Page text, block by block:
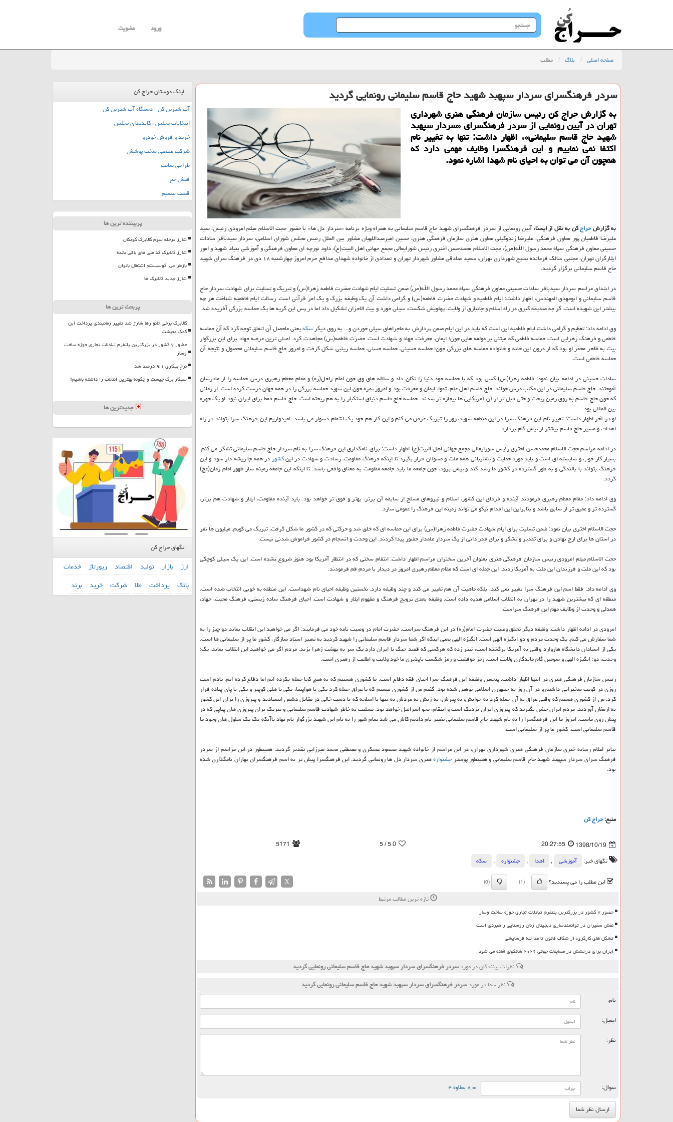
جستجو
در
ورود عضویت
صفحه اصلی بلاگ مطلب
سردر فرهنگسرای سردار سپهبد شهید حاج قاسم سلیمانی رونمایی گردید
به گزارش حراج كن رئیس سازمان فرهنگی هنری شهرداری
تهران در آیین رونمایی از سردر فرهنگسرای «سردار سپهبد
شهید حاج قاسم سلیمانی»، اظهار داشت: تنها به تغییر نام
اكتفا نمی نماییم و این فرهنگسرا وظایف مهمی دارد كه
همچون آن می توان به احیای نام شهدا اشاره نمود.
به گزارشحراجكن به نقل از ایسنا،آیین رونمایی از سردر فرهنگسرای شهید حاج قاسم سلیمانی به همراه ویژه برنامه «سردار دل ها» با حضور حجت الاسلام میثم امرودی رئیس، سید
علیرضا فاطمیان پور معاون فرهنگی، علیرضا زندوكیلی معاون هنری سازمان فرهنگی هنری، حسین امیرعبداللهیان مشاور بین الملل رئیس مجلس شورای اسلامی، سردار سیدباقر سادات
حسینی معاون فرهنگی سپاه محمد رسول الله(ص)، حجت الاسلام محمدحسن اختری رئیس شورایعالی مجمع جهانی اهل البیت(ع)، داود نورچه ای معاون فرهنگی و آموزشی بنیاد شهید و امور
ایثارگران تهران، مجتبی سالك فرمانده بسیج شهرداری تهران، سعید صادقی مشاور شهردار تهران و تعدادی از خانواده شهدای مدافع حرم امروز چهارشنبه ۱۸ دی در فرهنگ سرای شهید
حاج قاسم سلیمانی برگزار گردید.
در ابتدای مراسم سردار سیدباقر سادات حسینی معاون فرهنگی سپاه محمد رسول الله(ص) ضمن تسلیت ایام شهادت حضرت فاطمه زهرا(س) و تبریك و تسلیت برای شهادت سردار حاج
قاسم سلیمانی و ابومهدی المهندس، اظهار داشت: ایام فاطمیه و شهادت حضرت فاطمه(س) و گرامی داشت آن یك وظیفه بزرگ و یك امر قرآنی است. رسالت ایام فاطمیه شناخت هر چه
بیشتر این شهیده است. گر چه صدیقه كبری در راه اسلام و جانبازی از ولایت، پهلویش شكست، سیلی خورد و بیت الاحزان تشكیل داد اما در پس این گریه ها یك حماسه بزرگی آفریده شد.
وی ادامه داد: تعظیم و گرامی داشت ایام فاطمیه این است كه باید در این ایام ضمن پردازش به ماجراهای سیلی خوردن و... به روی دیگرسكهیعنی ماحصل آن اتفاق توجه كرد كه آن حماسه
فاطمی و فرهنگ زهرایی است. حماسه فاطمی كه مبتنی بر مولفه هایی چون؛ ایمان، معرفت، جهاد و شهادت است. حضرت فاطمه(س) مجاهدت كرد. اصلی ترین عرصه جهاد برای این بزرگوار
بیت به ظاهر محقر او بود كه از درون این خانه و خانواده حماسه های بزرگی چون؛ حماسه حسینی، حماسه حسنی، حماسه زینبی شكل گرفت و امروز حاج قاسم سلیمانی محصول و نتیجه آن
حماسه فاطمی است.
سادات حسینی در ادامه بیان نمود: فاطمه زهرا(س) كسی بود كه با حماسه خود دنیا را تكان داد و سلاله های وی چون امام راحل(ره) و مقام معظم رهبری درس حماسه را از مادرشان
آموختند. حاج قاسم سلیمانی در این مكتب درس خواند. حاج قاسم اهل علم، تقوا، ایمان و معرفت بود و امروز ثمره خون این شهید حماسه بزرگی را در همه جهان درست كرده است. از زمانی
كه خون حاج قاسم به روی زمین ریخت و حتی قبل تر از آن آمریكایی ها بیچاره تر شدند. حماسه حاج قاسم دنیای استكبار را به هم ریخته است. حاج قاسم فقط برای ایران نبود او یك چهره
بین المللی بود.
او در آخر اظهار داشت: تغییر نام این فرهنگ سرا در این منطقه شهیدپرور را تبریك عرض می كنم و این كار هم خود یك انتقام دشوار می باشد. امیدواریم این فرهنگ سرا بتواند در راه
اهداف و مسیر حاج قاسم بیشتر از پیش گام بردارد.
در ادامه مراسم حجت الاسلام محمدحسن اختری رئیس شورایعالی مجمع جهانی اهل البیت(ع) اظهار داشت: برای نامگذاری این فرهنگ سرا به نام سردار حاج قاسم سلیمانی تشكر می كنم.
بسیار كار خوب و شایسته ای است و باید مورد حمایت و پشتیبانی همه ملت و مسؤلان قرار بگیرد تا اینكه فرهنگ مقاومت، رشادت و شهادت در اینكشوردر همه جا ریشه دار شود و این
فرهنگ بتواند با بالندگی و به طور گسترده در كشور ما رشد كند و پیش برود، چون جامعه ما باید جامعه مقاومت به معنای واقعی باشد. تا اینكه این جامعه زمینه ساز ظهور امام زمان(عج)
گردد.
وی ادامه داد: مقام معظم رهبری فرمودند آینده و فردای این كشور، اسلام و نیروهای مسلح از سابقه آن برتر، بهتر و قوی تر خواهد بود. باید آینده مقاومت، ایثار و شهادت هم برتر،
گسترده تر و عمیق تر از سابق باشد و بنابراین این اقدام نیكو می تواند زمینه این فرهنگ را عمومی سازد.
حجت الاسلام اختری بیان نمود: ضمن تسلیت برای ایام شهادت حضرت فاطمه زهرا(س) برای این حماسه ای كه خلق شد و حركتی كه در كشور ما شكل گرفت، تبریك می گویم. میلیون ها نفر
در استان ها برای ارج نهادن و برای تقدیر و تشكر و برای قدر دانی از یك سردار علمدار حضور پیدا كردند. این وحدت و انسجام در كشور فراموش شدنی نیست.
حجت الاسلام میثم امرودی رئیس سازمان فرهنگی هنری بعنوان آخرین سخنران مراسم اظهار داشت: انتقام سختی كه در انتظار آمریكا بود هنوز شروع نشده است. این یك سیلی كوچكی
بود كه این ملت و فرزندان این ملت به آمریكا زدند. این جمله ای است كه مقام معظم رهبری امروز در دیدار با مردم قم فرمودند.
وی ادامه داد: فقط اسم این فرهنگ سرا تغییر نمی كند، بلكه ماهیت آن هم تغییر می كند و چند وظیفه دارد. نخستین وظیفه احیای نام شهداست. این منطقه به خوبی انتخاب شده است.
منطقه ای كه بیشترین شهید را در تهران به انقلاب اسلامی هدیه داده است. وظیفه بعدی ترویج فرهنگ و مفهوم ایثار و شهادت است. احیای فرهنگ ساده زیستی، فرهنگ محبت، جهاد،
همدلی و وحدت از وظایف مهم این فرهنگ سراست.
امرودی در ادامه اظهار داشت: وظیفه دیگر تحقق وصیت حضرت امام(ره) در این فرهنگ سراست. حضرت امام در وصیت نامه خود می فرمایند: اگر می خواهید این انقلاب بماند دو چیز را به
شما سفارش می كنم. یك وحدت مردم و دو انگیزه الهی است. انگیزه الهی یعنی اینكه اگر شما سردار قاسم سلیمانی را شهید كردید به تعبیر استاد سازگار، كشور ما پر از سلیمانی ها است.
یكی از استادان دانشگاه هاروارد وقتی به آمریكا برگشته است، تیتر زده كه هركسی كه قصد جنگ با ایران دارد یك سر به بهشت زهرا بزند. مردم اگر می خواهید این انقلاب بماند، یك؛
وحدت، دو؛ انگیزه الهی و سومین گام ماندگاری ولایت است. رمز موفقیت و رمز شكست ناپذیری ما خود ولایت و اطاعت از رهبری است.
رئیس سازمان فرهنگی هنری در انتها اظهار داشت: پنجمین وظیفه این فرهنگ سرا احیای فقه دفاع است. ما كشوری هستیم كه به هیچ كجا حمله نكرده ایم اما دفاع كرده ایم. یادم است
روزی در كویت سخنرانی داشتم و در آن روز به جمهوری اسلامی توهین شده بود. گفتم من از كشوری نیستم كه تا عراق حمله كرد یكی با هواپیما، یكی با هلی كوپتر و یكی با پای پیاده فرار
كرد. من از كشوری هستم كه وقتی عراق به آن حمله كرد نه جوانش، نه پیرش، نه زنش نه مردش نه تنها با اسلحه كه با دست خالی در مقابل دشمن ایستادند و پیروزی را برای این كشور
به ارمغان آوردند. مردم ایران جشن بگیرید كه پیروزی ایران نزدیك است و انتقام، محو اسرائیل خواهد بود. تسلیت به خاطر شهادت قاسم سلیمانی و تبریك برای پیروزی های پیاپی كه در
پیش روی ماست. امروز ما این فرهنگسرا را به نام شهید حاج قاسم سلیمانی تغییر نام دادیم كاش می شد تمام شهر را به نام این شهید بزرگوار نام نهاد باآنكه تك تك سلول های وجود ما
قاسم سلیمانی است. كشور ما پر از سلیمانی است.
بنابر اعلام رسانه خبری سازمان فرهنگی هنری شهرداری تهران، در این مراسم از خانواده شهید مسعود عسكری و مصطفی محمد میرزایی تقدیر گردید. همینطور در این مراسم از سردر
فرهنگ سرای سردار سپهبد شهید حاج قاسم سلیمانی و همینطور پوسترجشنوارههنری سردار دل ها رونمایی گردید. این فرهنگسرا پیش تر به اسم فرهنگسرای بهاران نامگذاری شده
بود.
منبع:حراج كن
1398/10/19
20:27:55
5.0
/ 5
5171
تگهای خبر:
آموزشی , اهدا , جشنواره ,
سكه
این مطلب را می پسندید؟
(1)
(0)
X
تازه ترین مطالب مرتبط
حضور ۷ کشور در بزرگترین پلتفرم تبادلات تجاری حوزه ساخت وساز
نقش سفیران در توانمندسازی دیجیتال زنان روستایی راهبردی است
تشکل های کارگری، از شکاف قانون تا مداخله فرسایشی
ایران برای درخشش در مسابقات جهانی ۲۰۲۶ شانگهای آماده می شود
نظرات بینندگان در موردسردر فرهنگسرای سردار سپهبد شهید حاج قاسم سلیمانی رونمایی گردید
نظر شما در موردسردر فرهنگسرای سردار سپهبد شهید حاج قاسم سلیمانی رونمایی گردید
نام:
ایمیل:
نظر:
سوال: = ۸ بعلاوه ۴
لینک دوستان حراج کن
آب شیرین کن - دستگاه آب شیرین کن
انتخابات مجلس ، کاندیدای مجلس
خرید و فروش خودرو
شرکت صنعتی سخت پوشش
طراحی سایت
فیش حج
قیمت بیسیم
پربیننده ترین ها
شارژ مرحله سوم کالابرگ کودکان
شارژ کالابرگ کد ملی های باقی مانده
بازطراحی اکوسیستم اشتغال بانوان
شارژ جدید کالابرگ ها
پربحث ترین ها
کالابرگ برخی خانوارها شارژ شد تغییر زمانبندی پرداخت این
کمک معیشت
حضور ۷ کشور در بزرگترین پلتفرم تبادلات تجاری حوزه ساخت
وساز
نرخ بیکاری ۹،۱ درصد شد
سیگار برگ چیست و چگونه بهترین انتخاب را داشته باشیم؟
جدیدترین ها
تگهای حراج کن
ارز بازار تولید اقتصاد رپورتاژ خدمات
بانك پرداخت طلا شركت خرید برند